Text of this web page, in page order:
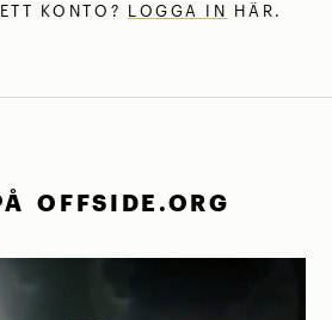
KONTO? LOGGA IN HÄR.
OFFSIDE.ORG